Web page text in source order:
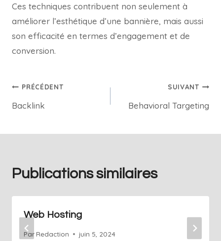
Ces techniques contribuent non seulement à
améliorer l’esthétique d’une bannière, mais aussi
son efficacité en termes d’engagement et de
conversion.
PRÉCÉDENT
Backlink
SUIVANT
Behavioral Targeting
Publications similaires
Web Hosting
Par Redaction juin 5, 2024